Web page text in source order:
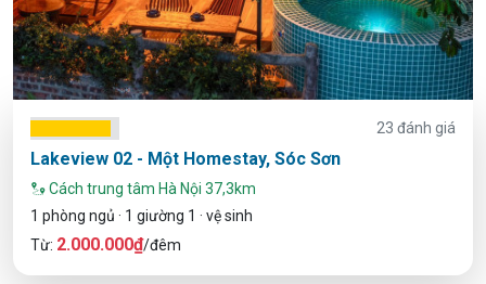
23 đánh giá
Lakeview 02 - Một Homestay, Sóc Sơn
Cách trung tâm Hà Nội 37,3km
1 phòng ngủ · 1 giường 1 · vệ sinh
Từ: 2.000.000₫/đêm